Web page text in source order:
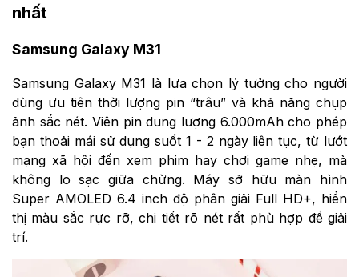
nhất
Samsung Galaxy M31
Samsung Galaxy M31 là lựa chọn lý tưởng cho người
dùng ưu tiên thời lượng pin “trâu” và khả năng chụp
ảnh sắc nét. Viên pin dung lượng 6.000mAh cho phép
bạn thoải mái sử dụng suốt 1 - 2 ngày liên tục, từ lướt
mạng xã hội đến xem phim hay chơi game nhẹ, mà
không lo sạc giữa chừng. Máy sở hữu màn hình
Super AMOLED 6.4 inch độ phân giải Full HD+, hiển
thị màu sắc rực rỡ, chi tiết rõ nét rất phù hợp để giải
trí.